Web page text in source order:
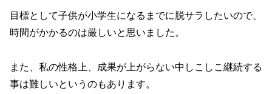
目標として子供が小学生になるまでに脱サラしたいので、
時間がかかるのは厳しいと思いました。
また、私の性格上、成果が上がらない中しこしこ継続する
事は難しいというのもあります。